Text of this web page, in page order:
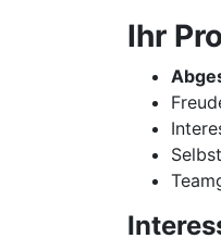
Ihr